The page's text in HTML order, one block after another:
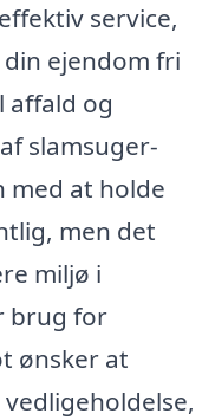
service,
ejendom fri
og
slamsuger-
at holde
men det
miljø i
brug for
ønsker at